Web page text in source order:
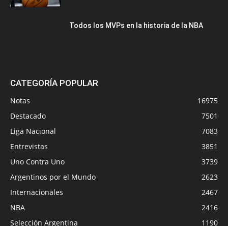
Todos los MVPs en la historia de la NBA
CATEGORÍA POPULAR
Notas
16975
Destacado
7501
Liga Nacional
7083
Entrevistas
3851
Uno Contra Uno
3739
Argentinos por el Mundo
2623
Internacionales
2467
NBA
2416
Selección Argentina
1190